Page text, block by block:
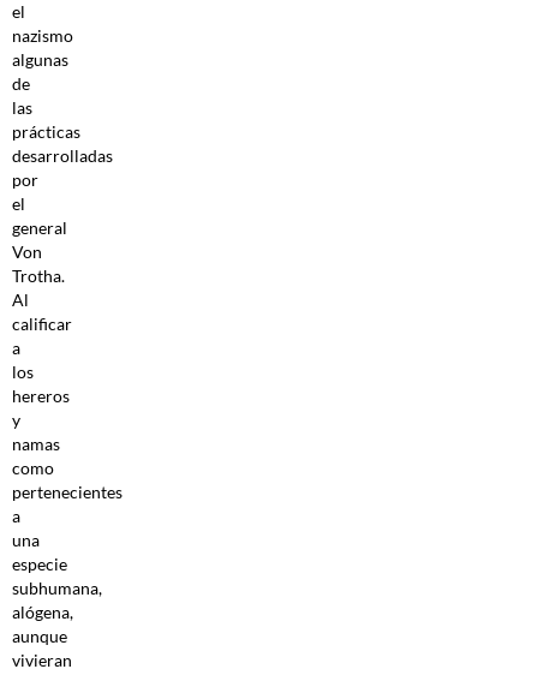
el
nazismo
algunas
de
las
prácticas
desarrolladas
por
el
general
Von
Trotha.
Al
calificar
a
los
hereros
y
namas
como
pertenecientes
a
una
especie
subhumana,
alógena,
aunque
vivieran